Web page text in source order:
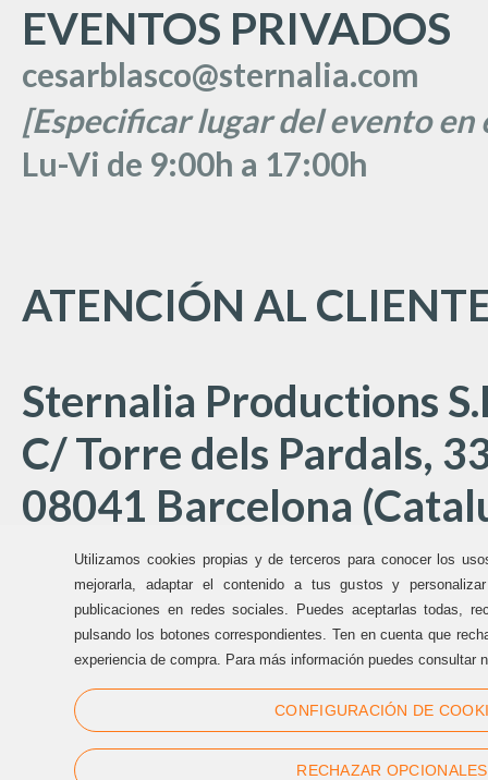
EVENTOS PRIVADOS
cesarblasco@sternalia.com
[Especificar lugar del evento en
Lu-Vi de 9:00h a 17:00h
ATENCIÓN AL
Sternalia Productions
C/ Torre dels Pardals,
08041 Barcelona
Oficinas Sternalia:
(+34) 93 170 17 97
info@sternalia.com
Lu-Vi de 9:00h a 17:00h
Utilizamos cookies propias y de terceros para conocer los
mejorarla, adaptar el contenido a tus gustos y
publicaciones en redes sociales. Puedes aceptarlas todas,
pulsando los botones correspondientes. Ten en cuenta que
experiencia de compra. Para más información puedes consultar
CONFIGURACIÓN DE
RECHAZAR OPCIONALES